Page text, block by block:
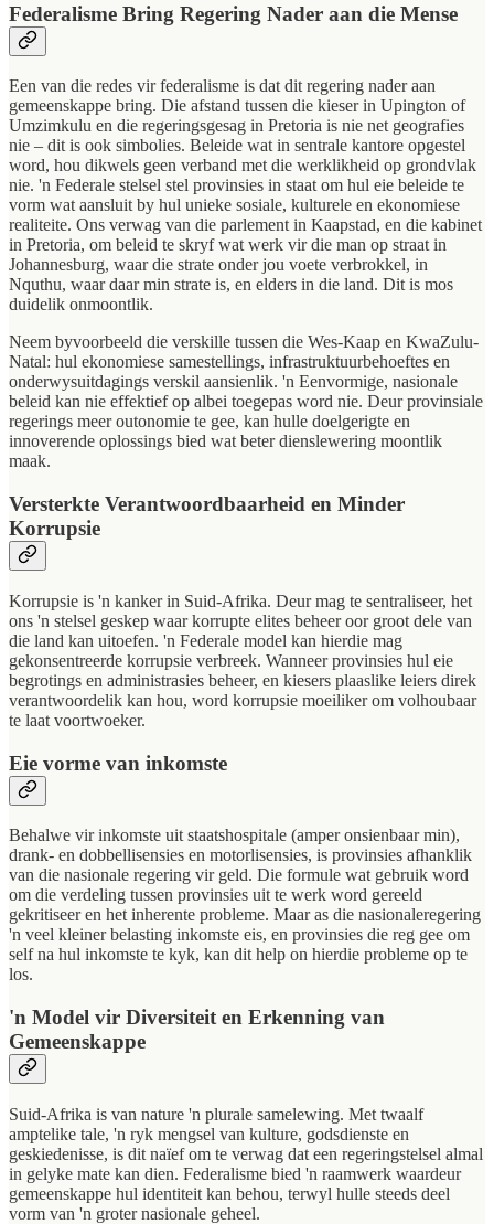
Federalisme Bring Regering Nader aan die Mense
Een van die redes vir federalisme is dat dit regering nader aan
gemeenskappe bring. Die afstand tussen die kieser in Upington of
Umzimkulu en die regeringsgesag in Pretoria is nie net geografies
nie – dit is ook simbolies. Beleide wat in sentrale kantore opgestel
word, hou dikwels geen verband met die werklikheid op grondvlak
nie. 'n Federale stelsel stel provinsies in staat om hul eie beleide te
vorm wat aansluit by hul unieke sosiale, kulturele en ekonomiese
realiteite. Ons verwag van die parlement in Kaapstad, en die kabinet
in Pretoria, om beleid te skryf wat werk vir die man op straat in
Johannesburg, waar die strate onder jou voete verbrokkel, in
Nquthu, waar daar min strate is, en elders in die land. Dit is mos
duidelik onmoontlik.
Neem byvoorbeeld die verskille tussen die Wes-Kaap en KwaZulu-
Natal: hul ekonomiese samestellings, infrastruktuurbehoeftes en
onderwysuitdagings verskil aansienlik. 'n Eenvormige, nasionale
beleid kan nie effektief op albei toegepas word nie. Deur provinsiale
regerings meer outonomie te gee, kan hulle doelgerigte en
innoverende oplossings bied wat beter dienslewering moontlik
maak.
Versterkte Verantwoordbaarheid en Minder
Korrupsie
Korrupsie is 'n kanker in Suid-Afrika. Deur mag te sentraliseer, het
ons 'n stelsel geskep waar korrupte elites beheer oor groot dele van
die land kan uitoefen. 'n Federale model kan hierdie mag
gekonsentreerde korrupsie verbreek. Wanneer provinsies hul eie
begrotings en administrasies beheer, en kiesers plaaslike leiers direk
verantwoordelik kan hou, word korrupsie moeiliker om volhoubaar
te laat voortwoeker.
Eie vorme van inkomste
Behalwe vir inkomste uit staatshospitale (amper onsienbaar min),
drank- en dobbellisensies en motorlisensies, is provinsies afhanklik
van die nasionale regering vir geld. Die formule wat gebruik word
om die verdeling tussen provinsies uit te werk word gereeld
gekritiseer en het inherente probleme. Maar as die nasionaleregering
'n veel kleiner belasting inkomste eis, en provinsies die reg gee om
self na hul inkomste te kyk, kan dit help on hierdie probleme op te
los.
'n Model vir Diversiteit en Erkenning van
Gemeenskappe
Suid-Afrika is van nature 'n plurale samelewing. Met twaalf
amptelike tale, 'n ryk mengsel van kulture, godsdienste en
geskiedenisse, is dit naïef om te verwag dat een regeringstelsel almal
in gelyke mate kan dien. Federalisme bied 'n raamwerk waardeur
gemeenskappe hul identiteit kan behou, terwyl hulle steeds deel
vorm van 'n groter nasionale geheel.